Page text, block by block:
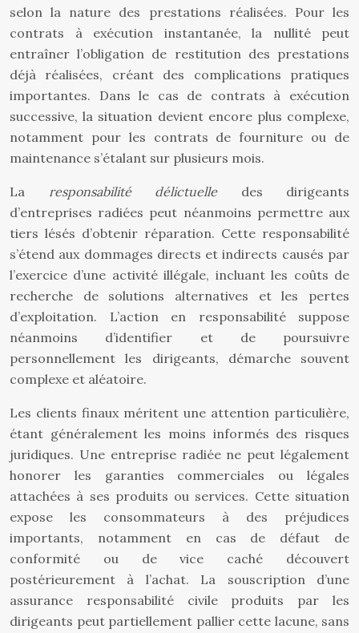
selon la nature des prestations réalisées. Pour les
contrats à exécution instantanée, la nullité peut
entraîner l’obligation de restitution des prestations
déjà réalisées, créant des complications pratiques
importantes. Dans le cas de contrats à exécution
successive, la situation devient encore plus complexe,
notamment pour les contrats de fourniture ou de
maintenance s’étalant sur plusieurs mois.
La responsabilité délictuelledes dirigeants
d’entreprises radiées peut néanmoins permettre aux
tiers lésés d’obtenir réparation. Cette responsabilité
s’étend aux dommages directs et indirects causés par
l’exercice d’une activité illégale, incluant les coûts de
recherche de solutions alternatives et les pertes
d’exploitation. L’action en responsabilité suppose
néanmoins d’identifier et de poursuivre
personnellement les dirigeants, démarche souvent
complexe et aléatoire.
Les clients finaux méritent une attention particulière,
étant généralement les moins informés des risques
juridiques. Une entreprise radiée ne peut légalement
honorer les garanties commerciales ou légales
attachées à ses produits ou services. Cette situation
expose les consommateurs à des préjudices
importants, notamment en cas de défaut de
conformité ou de vice caché découvert
postérieurement à l’achat. La souscription d’une
assurance responsabilité civile produits par les
dirigeants peut partiellement pallier cette lacune, sans